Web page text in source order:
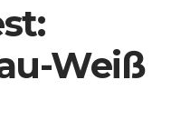
Weiß